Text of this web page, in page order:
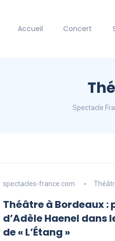
Accueil Concert
Spectacle
spectacles-france.com
Théâtre à Bordeaux :
d’Adèle Haenel dans
de « L’Étang »